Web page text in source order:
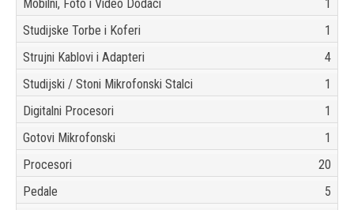
Mobilni, Foto i Video Dodaci
1
Studijske Torbe i Koferi
1
Strujni Kablovi i Adapteri
4
Studijski / Stoni Mikrofonski Stalci
1
Digitalni Procesori
1
Gotovi Mikrofonski
1
Procesori
20
Pedale
5